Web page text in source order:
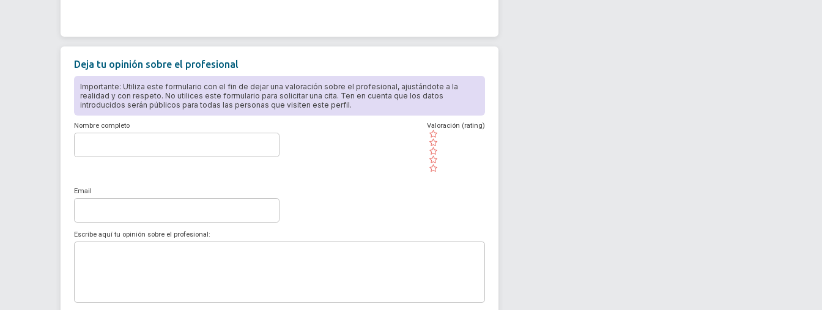
Deja tu opinión sobre el profesional
Importante: Utiliza este formulario con el fin de dejar una valoración sobre el profesional, ajustándote a la
realidad y con respeto. No utilices este formulario para solicitar una cita. Ten en cuenta que los datos
introducidos serán públicos para todas las personas que visiten este perfil.
Nombre completo
( )
( )
( )
( )
( )
Valoración (rating)
Email
Escribe aquí tu opinión sobre el profesional: